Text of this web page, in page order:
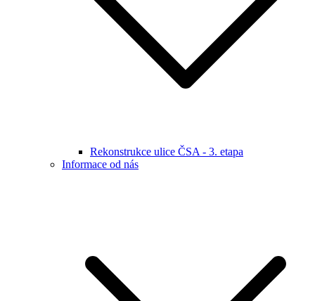
Rekonstrukce ulice ČSA - 3. etapa
Informace od nás